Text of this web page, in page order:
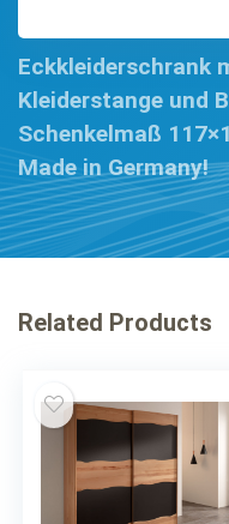
Eckkleiderschrank
Kleiderstange und
Schenkelmaß
Made in Germany!
Related Products